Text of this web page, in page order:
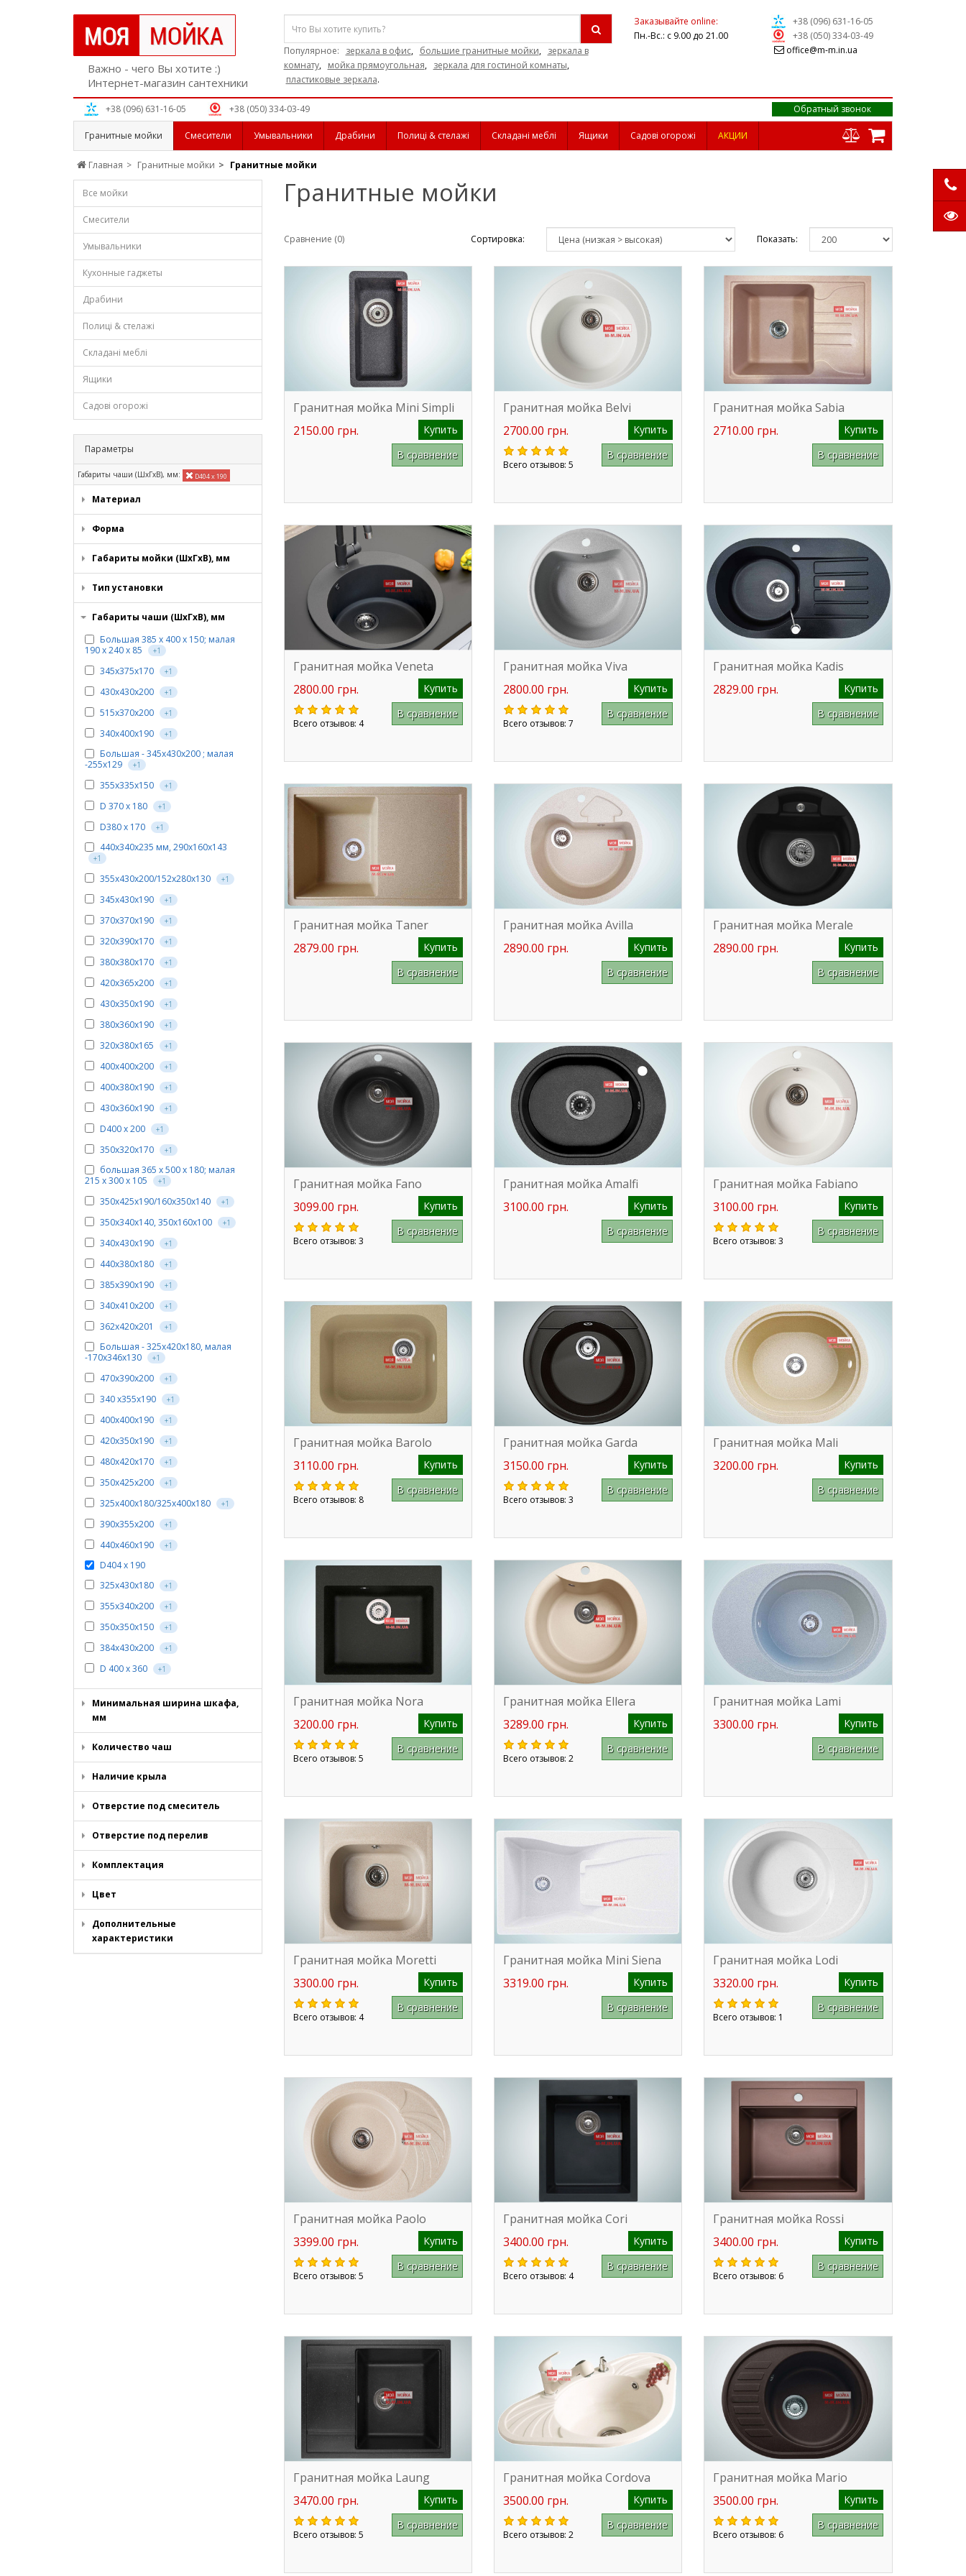
Важно - чего Вы хотите :)
Интернет-магазин сантехники
Популярное: зеркала в офис, большие гранитные мойки, зеркала в
комнату, мойка прямоугольная, зеркала для гостиной комнаты,
пластиковые зеркала.
Заказывайте online:
Пн.-Вс.: с 9.00 до 21.00
+38 (096) 631-16-05
+38 (050) 334-03-49
office@m-m.in.ua
+38 (096) 631-16-05 +38 (050) 334-03-49 Обратный звонок
Гранитные мойки Смесители Умывальники Драбини Полиці & стелажі Складані меблі Ящики Садові огорожі АКЦИИ
Главная Гранитные мойки Гранитные мойки
Все мойки
Смесители
Умывальники
Кухонные гаджеты
Драбини
Полиці & стелажі
Складані меблі
Ящики
Садові огорожі
Параметры
Габариты чаши (ШхГхВ), мм: D404 х 190
Материал
Форма
Габариты мойки (ШхГхВ), мм
Тип установки
Габариты чаши (ШхГхВ), мм
Большая 385 х 400 х 150; малая
190 х 240 х 85
+1
345х375х170 +1
430х430х200 +1
515х370х200 +1
340х400х190 +1
Большая - 345х430х200 ; малая
-255х129
+1
355х335х150 +1
D 370 х 180 +1
D380 х 170 +1
440х340х235 мм, 290х160х143
+1
355х430х200/152х280х130 +1
345x430x190 +1
370х370х190 +1
320х390х170 +1
380х380х170 +1
420x365x200 +1
430х350х190 +1
380х360х190 +1
320x380x165 +1
400x400x200 +1
400х380х190 +1
430х360х190 +1
D400 х 200 +1
350х320х170 +1
большая 365 х 500 х 180; малая
215 х 300 х 105
+1
350х425х190/160х350х140 +1
350х340х140, 350х160х100 +1
340x430x190 +1
440х380х180 +1
385х390х190 +1
340х410х200 +1
362х420х201 +1
Большая - 325х420х180, малая
-170х346х130
+1
470х390х200 +1
340 х355х190 +1
400х400х190 +1
420х350х190 +1
480х420х170 +1
350х425х200 +1
325х400х180/325х400х180 +1
390x355x200 +1
440х460х190 +1
D404 х 190
325х430х180
+1
355x340x200 +1
350х350х150 +1
384х430х200 +1
D 400 х 360 +1
Минимальная ширина шкафа,
мм
Количество чаш
Наличие крыла
Отверстие под смеситель
Отверстие под перелив
Комплектация
Цвет
Дополнительные
характеристики
Гранитные мойки
Сравнение (0) Сортировка: Показать:
Гранитная мойка Mini Simpli
2150.00 грн.
Купить
В сравнение
Гранитная мойка Belvi
2700.00 грн.
Купить
Всего отзывов: 5
В сравнение
Гранитная мойка Sabia
2710.00 грн.
Купить
В сравнение
Гранитная мойка Veneta
2800.00 грн.
Купить
Всего отзывов: 4
В сравнение
Гранитная мойка Viva
2800.00 грн.
Купить
Всего отзывов: 7
В сравнение
Гранитная мойка Kadis
2829.00 грн.
Купить
В сравнение
Гранитная мойка Taner
2879.00 грн.
Купить
В сравнение
Гранитная мойка Avilla
2890.00 грн.
Купить
В сравнение
Гранитная мойка Merale
2890.00 грн.
Купить
В сравнение
Гранитная мойка Fano
3099.00 грн.
Купить
Всего отзывов: 3
В сравнение
Гранитная мойка Amalfi
3100.00 грн.
Купить
В сравнение
Гранитная мойка Fabiano
3100.00 грн.
Купить
Всего отзывов: 3
В сравнение
Гранитная мойка Barolo
3110.00 грн.
Купить
Всего отзывов: 8
В сравнение
Гранитная мойка Garda
3150.00 грн.
Купить
Всего отзывов: 3
В сравнение
Гранитная мойка Mali
3200.00 грн.
Купить
В сравнение
Гранитная мойка Nora
3200.00 грн.
Купить
Всего отзывов: 5
В сравнение
Гранитная мойка Ellera
3289.00 грн.
Купить
Всего отзывов: 2
В сравнение
Гранитная мойка Lami
3300.00 грн.
Купить
В сравнение
Гранитная мойка Moretti
3300.00 грн.
Купить
Всего отзывов: 4
В сравнение
Гранитная мойка Mini Siena
3319.00 грн.
Купить
В сравнение
Гранитная мойка Lodi
3320.00 грн.
Купить
Всего отзывов: 1
В сравнение
Гранитная мойка Paolo
3399.00 грн.
Купить
Всего отзывов: 5
В сравнение
Гранитная мойка Cori
3400.00 грн.
Купить
Всего отзывов: 4
В сравнение
Гранитная мойка Rossi
3400.00 грн.
Купить
Всего отзывов: 6
В сравнение
Гранитная мойка Laung
3470.00 грн.
Купить
Всего отзывов: 5
В сравнение
Гранитная мойка Cordova
3500.00 грн.
Купить
Всего отзывов: 2
В сравнение
Гранитная мойка Mario
3500.00 грн.
Купить
Всего отзывов: 6
В сравнение